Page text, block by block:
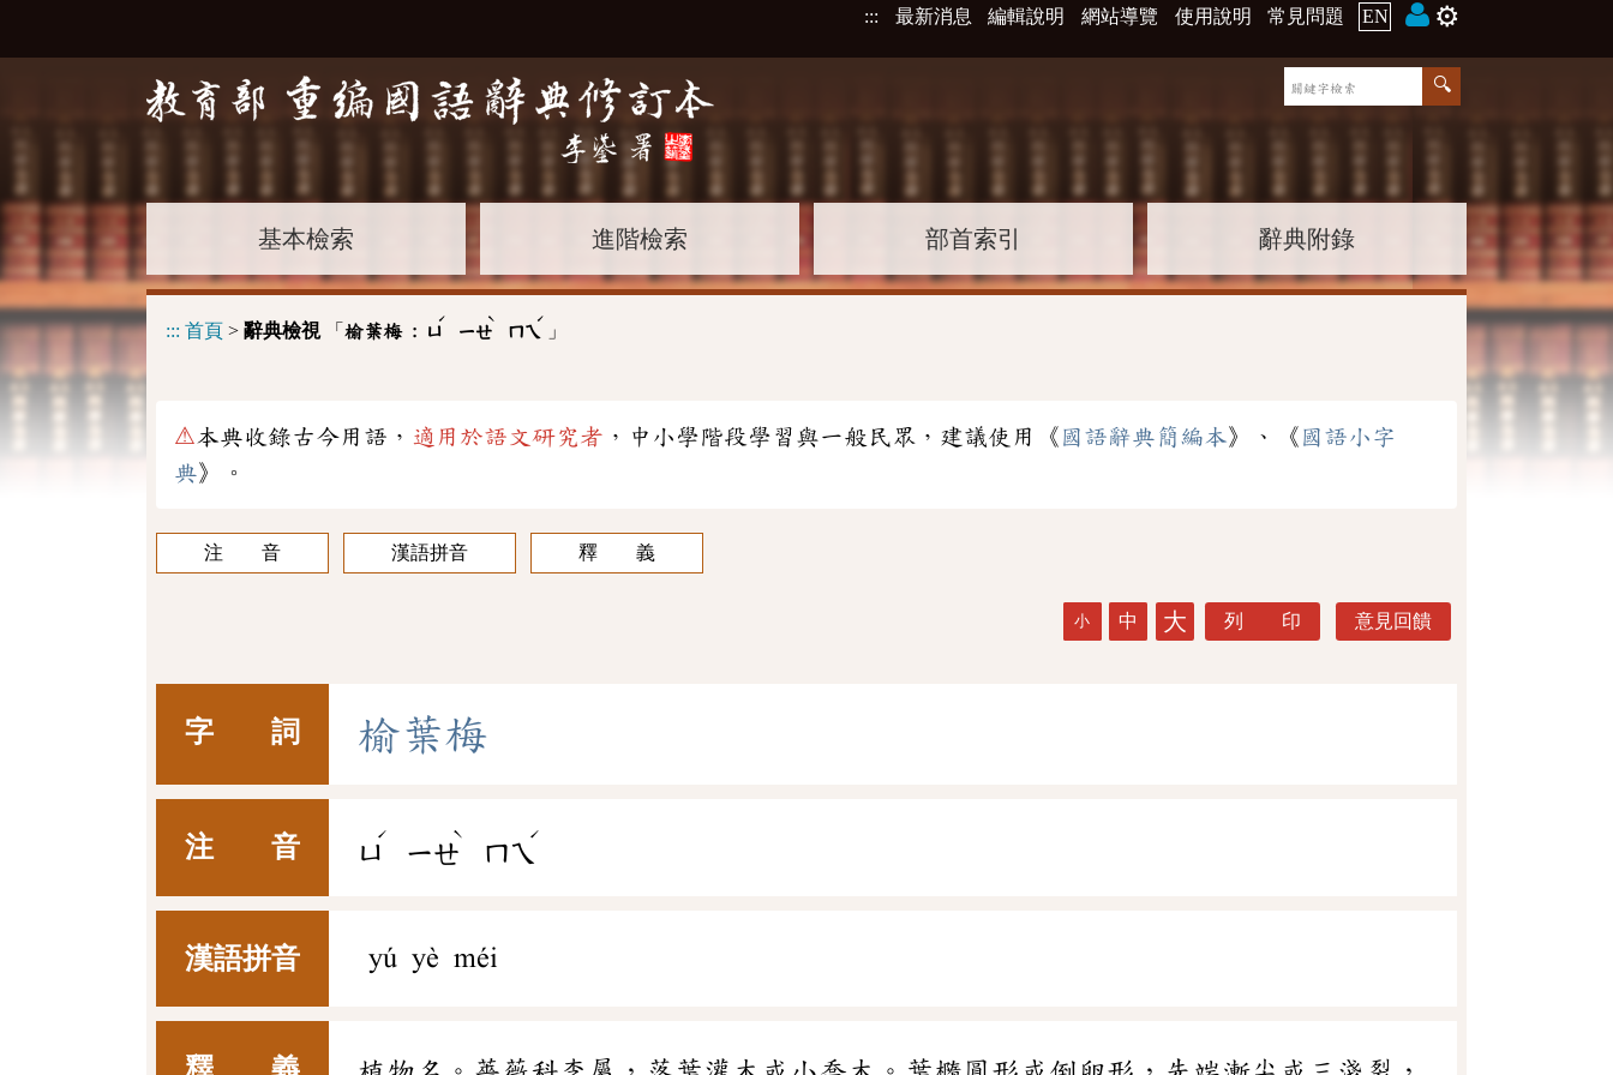
::: 最新消息 編輯說明 網站導覽 使用說明 常見問題 EN ⚙️
基本檢索 進階檢索 部首索引 辭典附錄
::: 首頁 > 辭典檢視「 榆葉梅 : ㄩ
ˊ
ㄧㄝ
ˋ
ㄇㄟ
ˊ
」
⚠本典收錄古今用語， 適用於語文研究者 ，中小學階段學習與一般民眾，建議使用《 國語辭典簡編本》、《 國語小字
典》。
注 音 漢語拼音 釋 義
小 中 大 列 印 意見回饋
字 詞 榆葉梅
注 音 ㄩ
ˊ
ㄧㄝ
ˋ
ㄇㄟ
ˊ
漢語拼音 yú yè méi